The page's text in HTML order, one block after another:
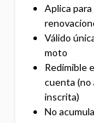
Aplica
Válido
moto
Redimible
cuenta (no
inscrita)
No